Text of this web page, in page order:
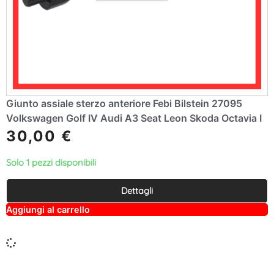
Giunto assiale sterzo anteriore Febi Bilstein 27095
Volkswagen Golf IV Audi A3 Seat Leon Skoda Octavia I
30,00 €
Solo 1 pezzi disponibili
Dettagli
Aggiungi al carrello
lt